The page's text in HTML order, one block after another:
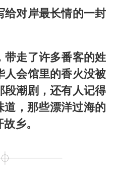
给对岸最长情的一封
带走了许多番客的姓
人会馆里的香火没被
段潮剧，还有人记得
道，那些漂洋过海的
乡。